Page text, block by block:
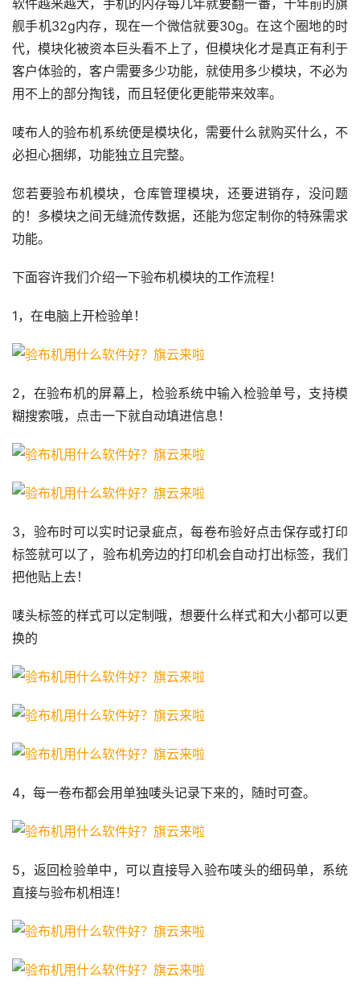
软件越来越大，手机的内存每几年就要翻一番，十年前的旗
舰手机32g内存，现在一个微信就要30g。在这个圈地的时
代，模块化被资本巨头看不上了，但模块化才是真正有利于
客户体验的，客户需要多少功能，就使用多少模块，不必为
用不上的部分掏钱，而且轻便化更能带来效率。
唛布人的验布机系统便是模块化，需要什么就购买什么，不
必担心捆绑，功能独立且完整。
您若要验布机模块，仓库管理模块，还要进销存，没问题
的！多模块之间无缝流传数据，还能为您定制你的特殊需求
功能。
下面容许我们介绍一下验布机模块的工作流程！
1，在电脑上开检验单！
2，在验布机的屏幕上，检验系统中输入检验单号，支持模
糊搜索哦，点击一下就自动填进信息！
3，验布时可以实时记录疵点，每卷布验好点击保存或打印
标签就可以了，验布机旁边的打印机会自动打出标签，我们
把他贴上去！
唛头标签的样式可以定制哦，想要什么样式和大小都可以更
换的
4，每一卷布都会用单独唛头记录下来的，随时可查。
5，返回检验单中，可以直接导入验布唛头的细码单，系统
直接与验布机相连！